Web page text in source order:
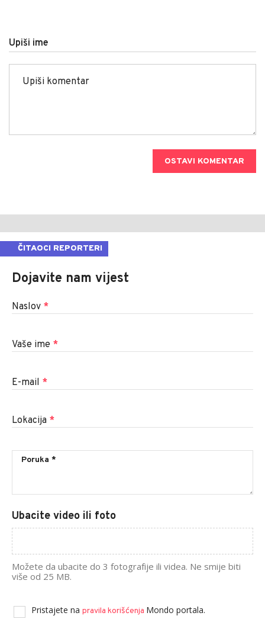
Upiši ime
OSTAVI KOMENTAR
ČITAOCI REPORTERI
Dojavite nam vijest
Naslov *
Vaše ime *
E-mail *
Lokacija *
Ubacite video ili foto
Možete da ubacite do 3 fotografije ili videa. Ne smije biti
više od 25 MB.
Pristajete na pravila korišćenja Mondo portala.